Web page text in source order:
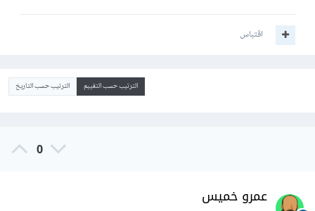
اقتباس
الترتيب حسب التقييم الترتيب حسب التاريخ
0
عمرو خميس